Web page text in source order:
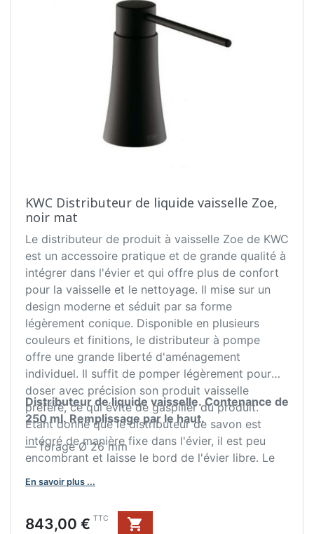
KWC Distributeur de liquide vaisselle Zoe,
noir mat
Le distributeur de produit à vaisselle Zoe de KWC
est un accessoire pratique et de grande qualité à
intégrer dans l'évier et qui offre plus de confort
pour la vaisselle et le nettoyage. Il mise sur un
design moderne et séduit par sa forme
légèrement conique. Disponible en plusieurs
couleurs et finitions, le distributeur à pompe
offre une grande liberté d'aménagement
individuel. Il suffit de pomper légèrement pour
doser avec précision son produit vaisselle
préféré, ce qui évite de gaspiller du produit.
Étant donné que le distributeur de savon est
intégré de manière fixe dans l'évier, il est peu
encombrant et laisse le bord de l'évier libre. Le
matériau utilisé se caractérise par sa longévité,
sa robustesse et sa facilité d'entretien. Grâce au
remplissage facile par le haut, le distributeur de
produit à vaisselle facilite le quotidien de la
Distributeur de liquide vaisselle. Contenance de
250 ml. Remplissage par le haut.
— forage Ø 26 mm
En savoir plus ...
Prix
843,00 € TTC
